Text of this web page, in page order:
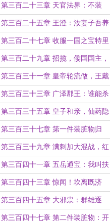
船vs传奇战舰
第三百二十三章 天官法界：不装
了，银河也是河！
第三百二十五章 王澄：汝妻子吾养
之！
第三百二十七章 收服一国之宝特里
尼达号
第三百二十九章 招揽，倭国国主，
蓬莱海图（月底求票）
第三百三十一章 皇帝轮流做，王戴
白帽子（月底求月票）
第三百三十三章 广泽郡王：谁能杀
我...轰隆！！！
第三百三十五章 皇子和亲，仙药隐
患（国庆快乐！）
第三百三十七章 第一件装脏物归
位：重走环球之旅
第三百三十九章 满剌加大混战，红
药液感染体（4000）
第三百四十一章 五岳通宝：我叫扶
摇，你叫什么？
第三百四十三章 惊闻！坎离既济
丹，武道人仙法
第三百四十五章 大邪祟：群雄逐
鹿，瀛洲大乱（4000）
第三百四十七章 第二件装脏物：开